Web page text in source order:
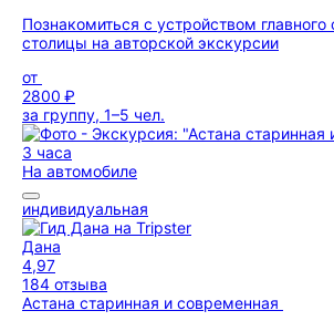
Познакомиться с устройством главного
столицы на авторской экскурсии
от
2800 ₽
за группу, 1–5 чел.
3 часа
На автомобиле
индивидуальная
Дана
4,97
184 отзыва
Астана старинная и современная